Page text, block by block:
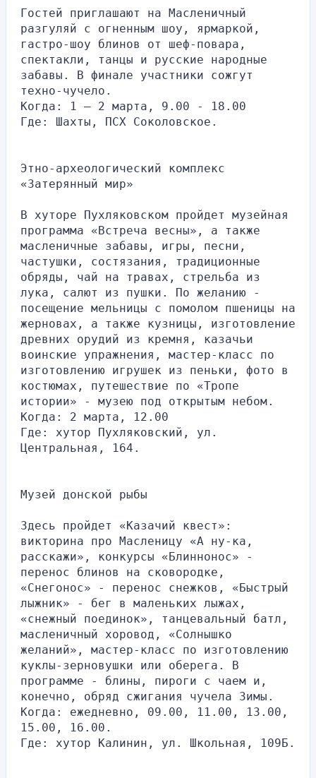
Гостей приглашают на Масленичный
разгуляй с огненным шоу, ярмаркой,
гастро-шоу блинов от шеф-повара,
спектакли, танцы и русские народные
забавы. В финале участники сожгут
техно-чучело.
Когда: 1 — 2 марта, 9.00 - 18.00
Где: Шахты, ПСХ Соколовское.
Этно-археологический комплекс
«Затерянный мир»
В хуторе Пухляковском пройдет музейная
программа «Встреча весны», а также
масленичные забавы, игры, песни,
частушки, состязания, традиционные
обряды, чай на травах, стрельба из
лука, салют из пушки. По желанию -
посещение мельницы с помолом пшеницы на
жерновах, а также кузницы, изготовление
древних орудий из кремня, казачьи
воинские упражнения, мастер-класс по
изготовлению игрушек из пеньки, фото в
костюмах, путешествие по «Тропе
истории» - музею под открытым небом.
Когда: 2 марта, 12.00
Где: хутор Пухляковский, ул.
Центральная, 164.
Музей донской рыбы
Здесь пройдет «Казачий квест»:
викторина про Масленицу «А ну-ка,
расскажи», конкурсы «Блиннонос» -
перенос блинов на сковородке,
«Снегонос» - перенос снежков, «Быстрый
лыжник» - бег в маленьких лыжах,
«снежный поединок», танцевальный батл,
масленичный хоровод, «Солнышко
желаний», мастер-класс по изготовлению
куклы-зерновушки или оберега. В
программе - блины, пироги с чаем и,
конечно, обряд сжигания чучела Зимы.
Когда: ежедневно, 09.00, 11.00, 13.00,
15.00, 16.00.
Где: хутор Калинин, ул. Школьная, 109Б.